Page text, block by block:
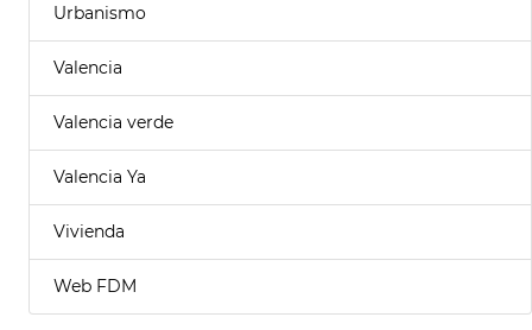
Urbanismo
Valencia
Valencia verde
Valencia Ya
Vivienda
Web FDM